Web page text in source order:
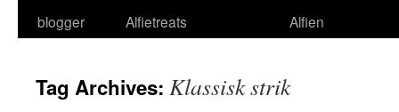
blogger
Alfietreats
Alfien
Tag Archives: Klassisk strik